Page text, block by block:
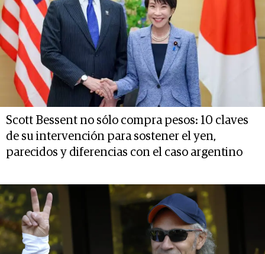
Scott Bessent no sólo compra pesos: 10 claves
de su intervención para sostener el yen,
parecidos y diferencias con el caso argentino